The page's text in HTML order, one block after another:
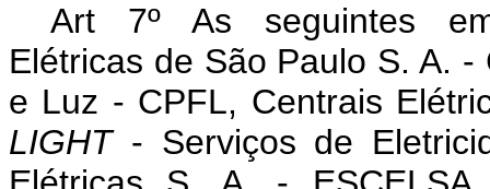
Art 7º As seguintes
Elétricas de São Paulo S. A.
e Luz - CPFL, Centrais
LIGHT - Serviços de